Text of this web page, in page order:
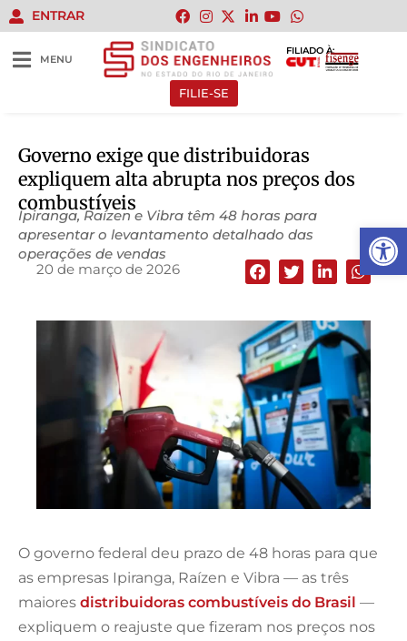
Abrir
ENTRAR
MENU
FILIADO À:
FILIE-SE
Governo exige que distribuidoras
expliquem alta abrupta nos preços dos
combustíveis
Ipiranga, Raízen e Vibra têm 48 horas para
apresentar o levantamento detalhado das
operações de vendas
20 de março de 2026
O governo federal deu prazo de 48 horas para que
as empresas Ipiranga, Raízen e Vibra — as três
maiores distribuidoras combustíveis do Brasil —
expliquem o reajuste que fizeram nos preços nos